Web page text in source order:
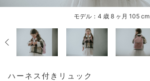
モデル：4 歳 8 ヶ月 105 cm
ハーネス付きリュック